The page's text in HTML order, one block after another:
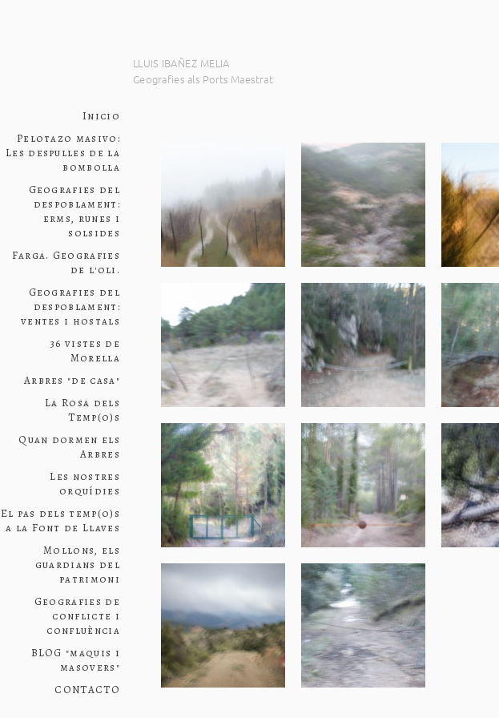
Inicio
Pelotazo masivo:
Les despulles de la
bombolla
Geografies del
despoblament:
erms, runes i
solsides
Farga. Geografies
de l'oli.
Geografies del
despoblament:
ventes i hostals
36 vistes de
Morella
Arbres "de casa"
La Rosa dels
Temp(o)s
Quan dormen els
Arbres
Les nostres
orquídies
El pas dels temp(o)s
a la Font de Llaves
Mollons, els
guardians del
patrimoni
Geografies de
conflicte i
confluència
BLOG "maquis i
masovers"
CONTACTO